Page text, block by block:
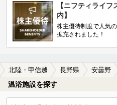
【ニフティライ
内】
株主優待制度で人気
拡充されました！
北陸・甲信越 長野県 安曇野
温浴施設を探す